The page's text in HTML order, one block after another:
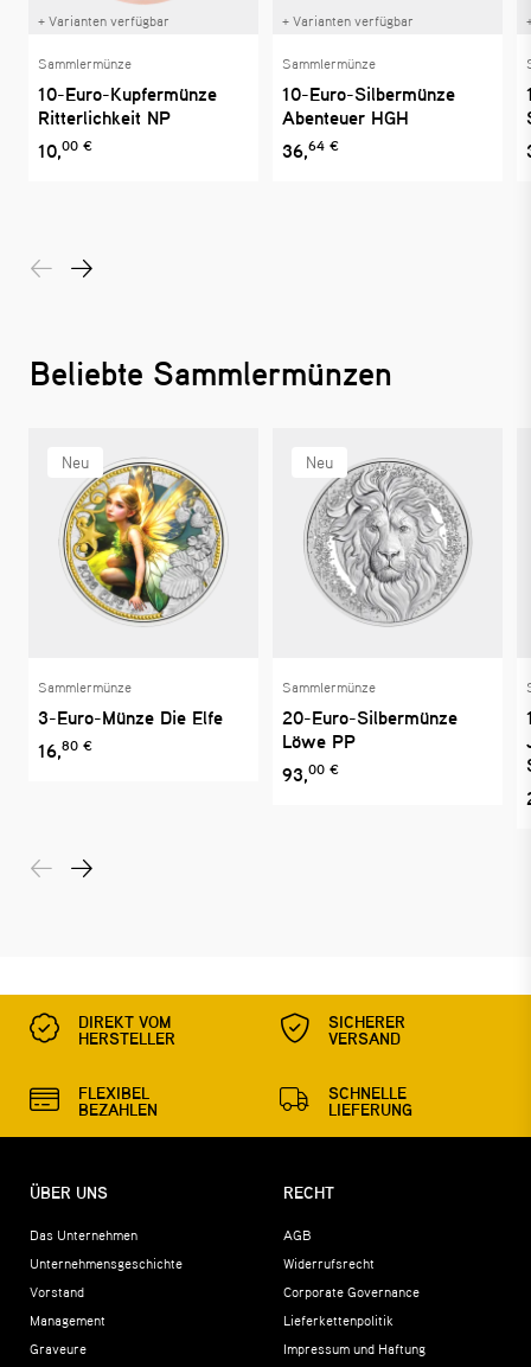
+ Varianten verfügbar
Sammlermünze
10-Euro-Kupfermünze
Ritterlichkeit NP
10,00 €
+ Varianten verfügbar
Sammlermünze
10-Euro-Silbermünze
Abenteuer HGH
36,64 €
Beliebte Sammlermünzen
Neu
Sammlermünze
3-Euro-Münze Die Elfe
16,80 €
Neu
Sammlermünze
20-Euro-Silbermünze
Löwe PP
93,00 €
DIREKT VOM
HERSTELLER
SICHERER
VERSAND
FLEXIBEL
BEZAHLEN
SCHNELLE
LIEFERUNG
ÜBER UNS
Das Unternehmen
Unternehmensgeschichte
Vorstand
Management
Graveure
RECHT
AGB
Widerrufsrecht
Corporate Governance
Lieferkettenpolitik
Impressum und Haftung